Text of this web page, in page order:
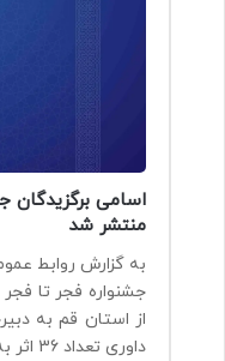
اسامی برگزیدگان
منتشر شد
به گزارش روابط
از استان قم به
داوری تعداد 36 اثر به عنوان